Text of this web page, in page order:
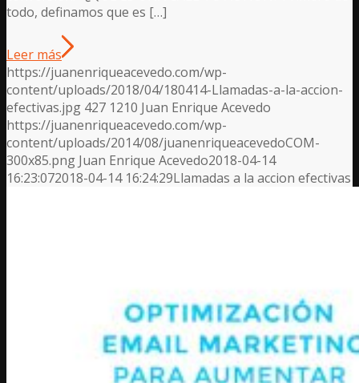
todo, definamos que es […]
Leer más
https://juanenriqueacevedo.com/wp-
content/uploads/2018/04/180414-Llamadas-a-la-accion-
efectivas.jpg 427 1210 Juan Enrique Acevedo
https://juanenriqueacevedo.com/wp-
content/uploads/2014/08/juanenriqueacevedoCOM-
300x85.png Juan Enrique Acevedo2018-04-14
16:23:072018-04-14 16:24:29Llamadas a la accion efectivas